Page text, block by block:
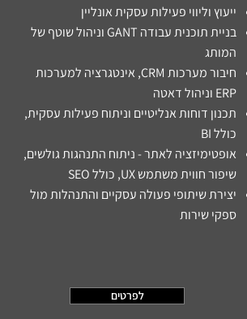
ייעוץ וליווי פעילות עסקית אונליין
בניית תוכנית עבודה GANT
וניהול שוטף של
המותג
חיבור מערכות CRM, אינטגרציה למערכות
ERP וניהול דאטה
תכנון דוחות אנליטיים וניתוח פעילות עסקית,
כולל BI
אופטימיזציה לאתר - ניתוח התנהגות גולשים,
שיפור חווית משתמש UX, כולל SEO
​יצירת שיתופי פעולה עסקיים והתנהלות מול
ספקי שירות
לפרטים